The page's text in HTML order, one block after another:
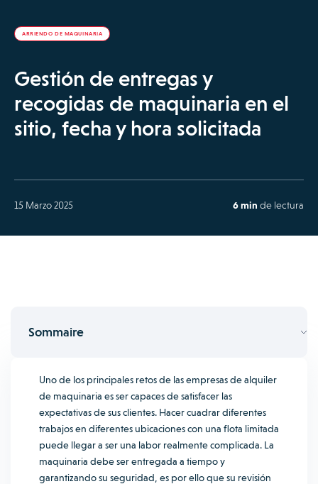
ARRIENDO DE MAQUINARIA
Gestión de entregas y
recogidas de maquinaria en el
sitio, fecha y hora solicitada
15 Marzo 2025 6 min de lectura
Sommaire
Uno de los principales retos de las empresas de alquiler
de maquinaria es ser capaces de satisfacer las
expectativas de sus clientes. Hacer cuadrar diferentes
trabajos en diferentes ubicaciones con una flota limitada
puede llegar a ser una labor realmente complicada. La
maquinaria debe ser entregada a tiempo y
garantizando su seguridad, es por ello que su revisión